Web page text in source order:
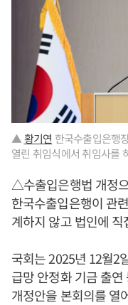
▲황기연 한국수출입은행
열린 취임식에서 취임사를
△수출입은행법 개정
한국수출입은행이 관
계하지 않고 법인에
국회는 2025년 12월2
급망 안정화 기금 출
개정안을 본회의를 열